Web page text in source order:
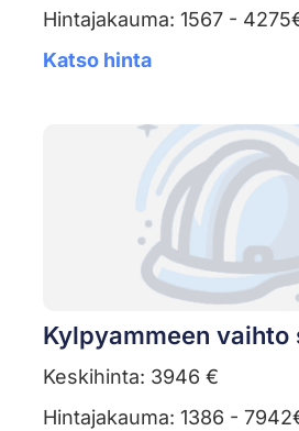
Hintajakauma: 1567 -
Katso hinta
Kylpyammeen vaihto
Keskihinta: 3946 €
Hintajakauma: 1386 -